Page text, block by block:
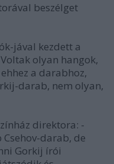
beszélget
jával kezdett a
olyan hangok,
a darabhoz,
darab, nem olyan,
direktora: -
darab, de
Gorkij írói